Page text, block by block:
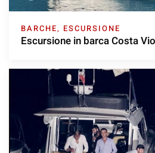
BARCHE, ESCURSIONE
Escursione in barca Costa